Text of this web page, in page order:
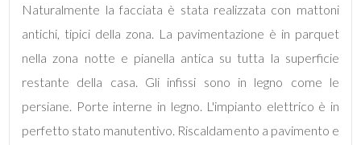
Naturalmente la facciata è stata realizzata con mattoni
antichi, tipici della zona. La pavimentazione è in parquet
nella zona notte e pianella antica su tutta la superficie
restante della casa. Gli infissi sono in legno come le
persiane. Porte interne in legno. L'impianto elettrico è in
perfetto stato manutentivo. Riscaldamento a pavimento e
3